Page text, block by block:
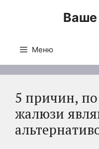
Ваше
Меню
5 причин,
жалюзи